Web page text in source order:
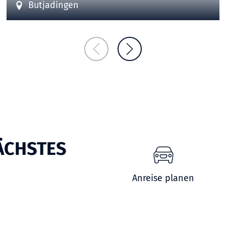
Butjadingen
Anreise planen